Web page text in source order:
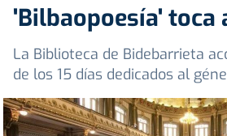
'Bilbaopoesía' toca
La Biblioteca de Bidebarrieta
de los 15 días dedicados al